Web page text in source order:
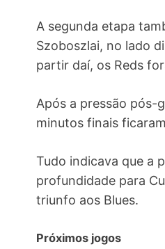
A segunda etapa
Szoboszlai, no lado
partir daí, os Reds
Após a pressão pós-
minutos finais
Tudo indicava que a
profundidade para
triunfo aos Blues.
Próximos jogos